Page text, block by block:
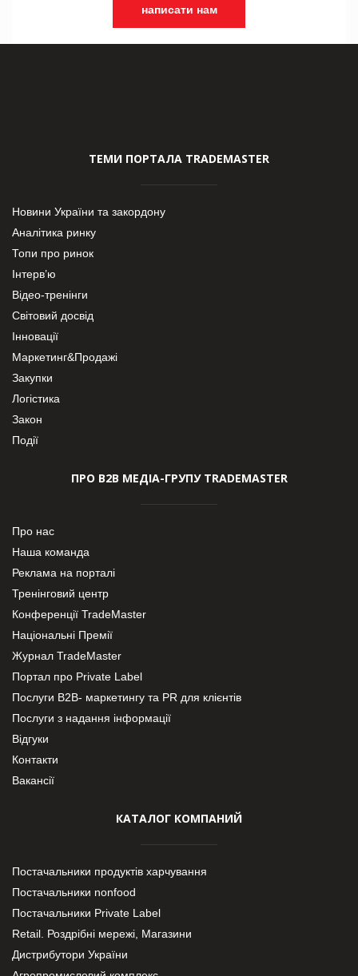
написати нам
ТЕМИ ПОРТАЛА TRADEMASTER
Новини України та закордону
Аналітика ринку
Топи про ринок
Інтерв’ю
Відео-тренінги
Світовий досвід
Інновації
Маркетинг&Продажі
Закупки
Логістика
Закон
Події
ПРО В2В МЕДІА-ГРУПУ TRADEMASTER
Про нас
Наша команда
Реклама на порталі
Тренінговий центр
Конференції TradeMaster
Національні Премії
Журнал TradeMaster
Портал про Private Label
Послуги В2В- маркетингу та PR для клієнтів
Послуги з надання інформації
Відгуки
Контакти
Вакансії
КАТАЛОГ КОМПАНИЙ
Постачальники продуктів харчування
Постачальники nonfood
Постачальники Private Label
Retail. Роздрібні мережі, Магазини
Дистрибутори України